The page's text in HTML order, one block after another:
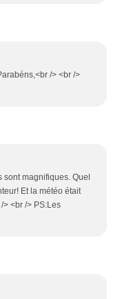
/> <br />
magnifiques. Quel
Et la météo était
<br /> PS:Les